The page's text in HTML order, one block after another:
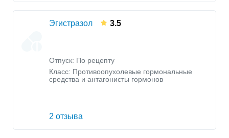
Эгистразол 3.5
Отпуск: По рецепту
Класс: Противоопухолевые гормональные
средства и антагонисты гормонов
2 отзыва